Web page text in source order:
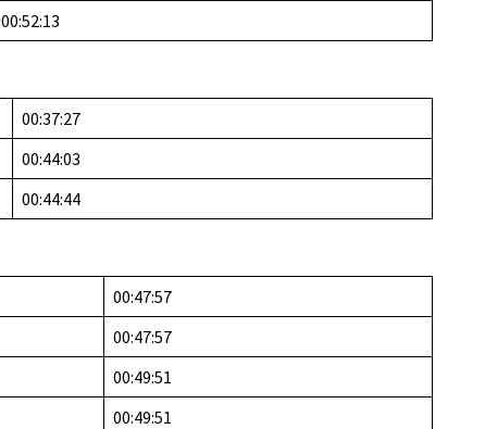
00:52:13
00:37:27
00:44:03
00:44:44
00:47:57
00:47:57
00:49:51
00:49:51